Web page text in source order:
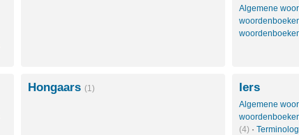
Algemene
Hongaars (1) Iers
Algemene
(4) ·